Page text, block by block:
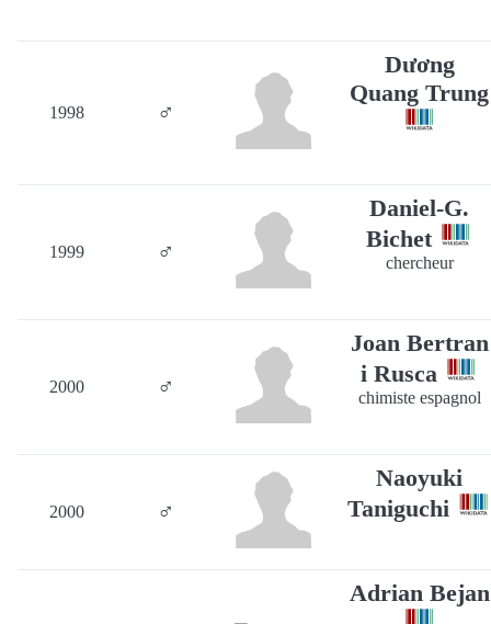
1998 ♂
Dương
Quang Trung
1999 ♂
Daniel-G.
Bichet
chercheur
2000 ♂
Joan Bertran
i Rusca
chimiste espagnol
2000 ♂
Naoyuki
Taniguchi
Adrian Bejan